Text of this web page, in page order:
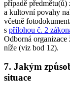
případě předmětu(ů)
a kultovní povahy
včetně
s přílohou č. 2
Odborná
níže (viz bod 12).
7. Jakým
situace